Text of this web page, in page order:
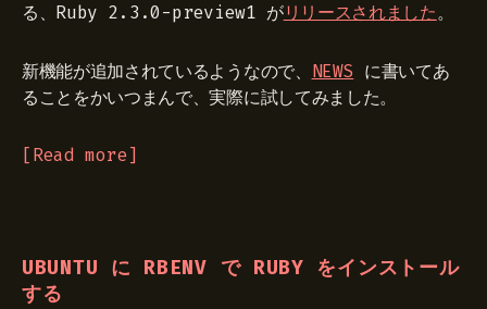
る、Ruby 2.3.0-preview1 がリリースされました。
新機能が追加されているようなので、 NEWS に書いてあ
ることをかいつまんで、実際に試してみました。
Read more
UBUNTU に RBENV で RUBY をインストール
する